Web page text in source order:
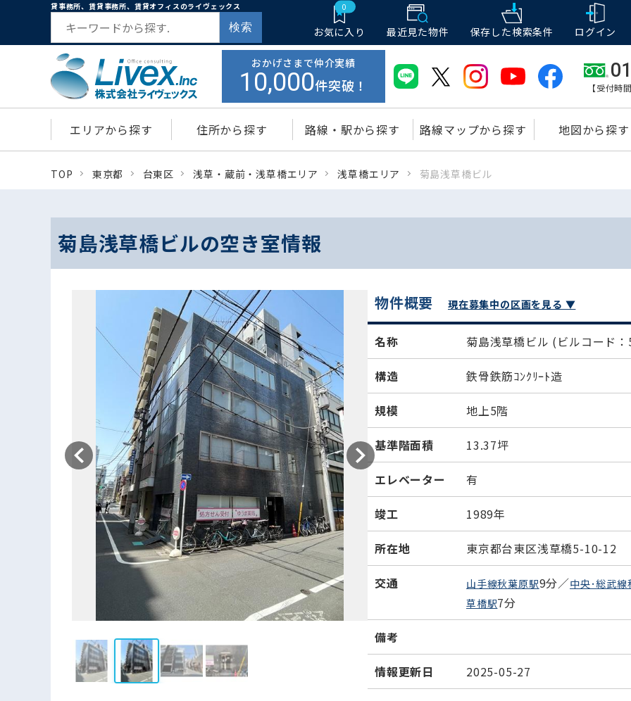
貸事務所、賃貸事務所、賃貸オフィスのライヴェックス
検索
0
お気に入り 最近見た物件 保存した検索条件 ログイン
おかげさまで仲介実績
10,000件突破！ 【受付時
エリアから探す 住所から探す 路線・駅から探す 路線マップから探す 地図から探す
TOP 東京都 台東区 浅草・蔵前・浅草橋エリア 浅草橋エリア 菊島浅草橋ビル
菊島浅草橋ビルの空き室情報
物件概要 現在募集中の区画を見る ▼
名称 菊島浅草橋ビル (ビルコード
構造 鉄骨鉄筋ｺﾝｸﾘｰﾄ造
規模 地上5階
基準階面積 13.37坪
エレベーター 有
竣工 1989年
所在地 東京都台東区浅草橋5-10-12
交通 山手線秋葉原駅9分／中央･総武線
草橋駅7分
備考
情報更新日 2025-05-27